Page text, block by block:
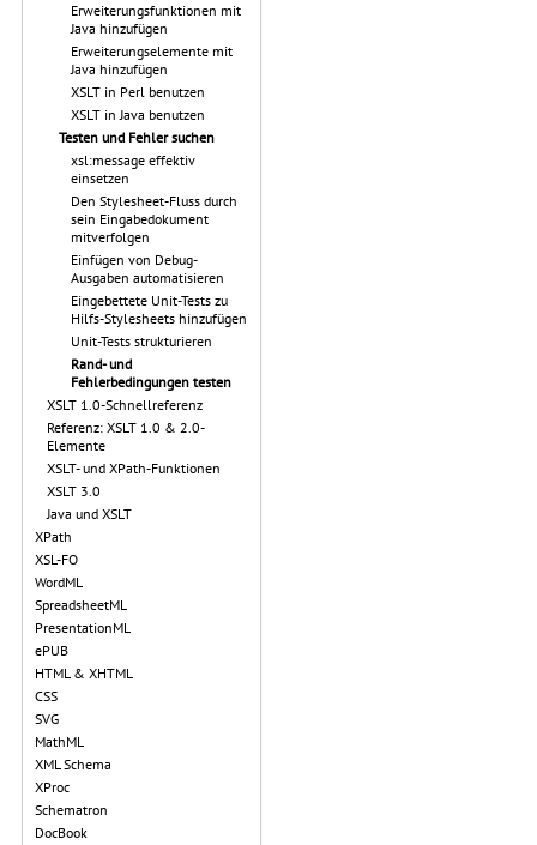
Erweiterungsfunktionen mit
Java hinzufügen
Erweiterungselemente mit
Java hinzufügen
XSLT in Perl benutzen
XSLT in Java benutzen
Testen und Fehler suchen
xsl:message effektiv
einsetzen
Den Stylesheet-Fluss durch
sein Eingabedokument
mitverfolgen
Einfügen von Debug-
Ausgaben automatisieren
Eingebettete Unit-Tests zu
Hilfs-Stylesheets hinzufügen
Unit-Tests strukturieren
Rand- und
Fehlerbedingungen testen
XSLT 1.0-Schnellreferenz
Referenz: XSLT 1.0 & 2.0-
Elemente
XSLT- und XPath-Funktionen
XSLT 3.0
Java und XSLT
XPath
XSL-FO
WordML
SpreadsheetML
PresentationML
ePUB
HTML & XHTML
CSS
SVG
MathML
XML Schema
XProc
Schematron
DocBook